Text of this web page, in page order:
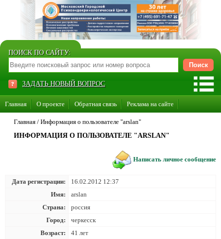
ПОИСК ПО САЙТУ:
ЗАДАТЬ НОВЫЙ ВОПРОС
Главная О проекте Обратная связь Реклама на сайте
Стать консультантом нашего сайта
Суперакция «Каждому врачу свой сайт»
Главная / Информация о пользователе "arslan"
ИНФОРМАЦИЯ О ПОЛЬЗОВАТЕЛЕ "ARSLAN"
Написать личное сообщение
Дата регистрации:
16.02.2012 12:37
Имя:
arslan
Страна:
россия
Город:
черкесск
Возраст:
41 лет